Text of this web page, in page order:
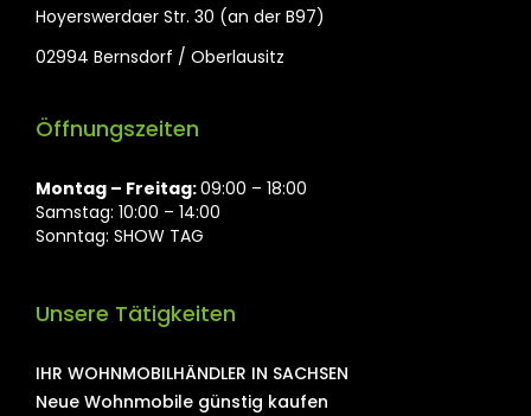
Hoyerswerdaer Str. 30 (an der B97)
02994 Bernsdorf / Oberlausitz
Öffnungszeiten
Montag ⁠– Freitag:09:00 – 18:00
Samstag: 10:00 – 14:00
Sonntag: SHOW TAG
Unsere Tätigkeiten
IHR WOHNMOBILHÄNDLER IN SACHSEN
Neue Wohnmobile günstig kaufen